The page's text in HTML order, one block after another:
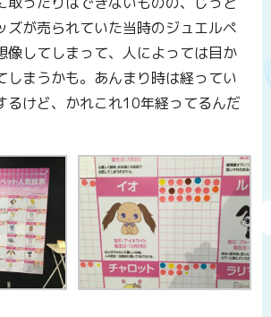
ズが売られていた当時のジュエルペ
像してしまって、人によっては目か
しまうかも。あんまり時は経ってい
るけど、かれこれ10年経ってるんだ